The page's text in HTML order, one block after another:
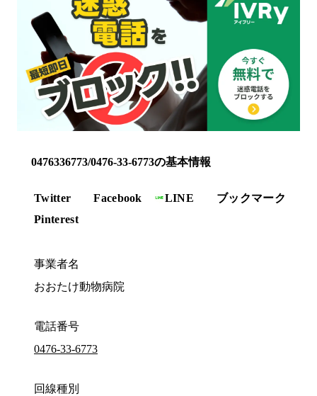
0476336773/0476-33-6773の基本情報
Twitter Facebook LINE
ブックマーク
Pinterest
事業者名
おおたけ動物病院
電話番号
0476-33-6773
回線種別